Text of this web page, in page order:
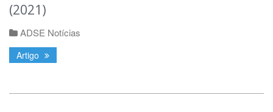
(2021)
ADSE Notícias
Artigo